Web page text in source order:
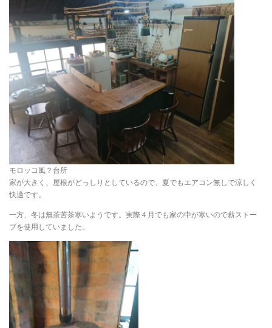
モロッコ風？台所
家が大きく、屋根がどっしりとしているので、夏でもエアコン無しで涼しく
快適です。
一方、冬は無茶苦茶寒いようです。実際４月でも家の中が寒いので薪ストー
ブを使用していました。